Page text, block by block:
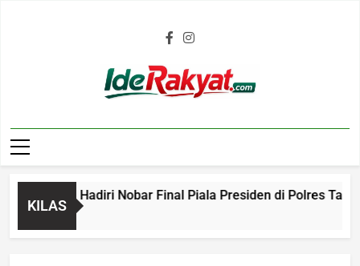
Iderakyat.com
KILAS
Bobotoh Hadiri Nobar Final Piala Presiden di Polres